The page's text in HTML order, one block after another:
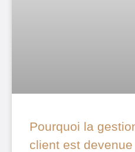
Pourquoi la
client est